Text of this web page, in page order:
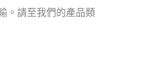
。請至我們的產品類